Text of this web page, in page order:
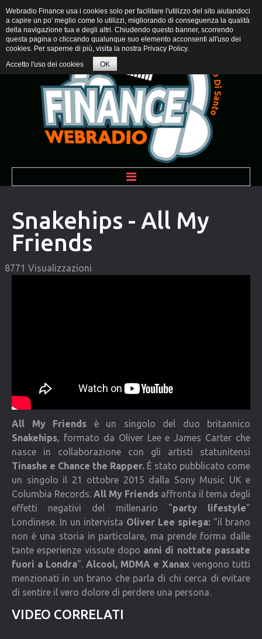
BENVENUTI
PROGRAMMI
COMMUNITY
Snakehips - All My
Friends
8771 Visualizzazioni
All My Friends è un singolo del duo britannico
Snakehips , formato da Oliver Lee e James Carter che
nasce in collaborazione con gli artisti statunitensi
Tinashe e Chance the Rapper. È stato pubblicato come
un singolo il 21 ottobre 2015 dalla Sony Music UK e
Columbia Records. All My Friends affronta il tema degli
effetti negativi del millenario "party lifestyle"
Londinese. In un intervista Oliver Lee spiega: "il brano
non è una storia in particolare, ma prende forma dalle
tante esperienze vissute dopo anni di nottate passate
fuori a Londra". Alcool, MDMA e Xanax vengono tutti
menzionati in un brano che parla di chi cerca di evitare
di sentire il vero dolore di perdere una persona.
VIDEO CORRELATI
Webradio Finance usa i cookies solo per facilitare l'utilizzo del sito aiutandoci
a capire un po' meglio come lo utilizzi, migliorando di conseguenza la qualità
della navigazione tua e degli altri. Chiudendo questo banner, scorrendo
questa pagina o cliccando qualunque suo elemento acconsenti all'uso dei
cookies. Per saperne di più, visita la nostra Privacy Policy.
Accetto l'uso dei cookies
OK